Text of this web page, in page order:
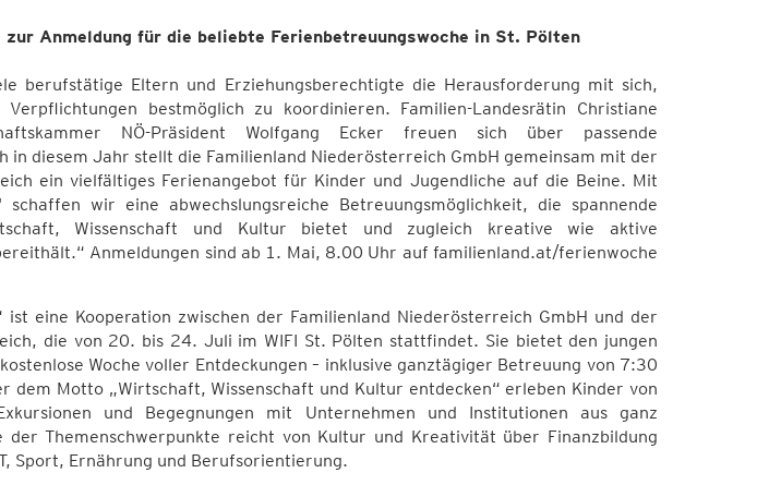
Anmeldung für die beliebte Ferienbetreuungswoche in St. Pölten
berufstätige Eltern und Erziehungsberechtigte die Herausforderung mit sich,
bestmöglich zu koordinieren. Familien-Landesrätin Christiane
NÖ-Präsident Wolfgang Ecker freuen sich über passende
in diesem Jahr stellt die Familienland Niederösterreich GmbH gemeinsam mit der
ein vielfältiges Ferienangebot für Kinder und Jugendliche auf die Beine. Mit
schaffen wir eine abwechslungsreiche Betreuungsmöglichkeit, die spannende
Wissenschaft und Kultur bietet und zugleich kreative wie aktive
Anmeldungen sind ab 1. Mai, 8.00 Uhr auf familienland.at/ferienwoche
ist eine Kooperation zwischen der Familienland Niederösterreich GmbH und der
die von 20. bis 24. Juli im WIFI St. Pölten stattfindet. Sie bietet den jungen
Woche voller Entdeckungen – inklusive ganztägiger Betreuung von 7:30
dem Motto „Wirtschaft, Wissenschaft und Kultur entdecken“ erleben Kinder von
und Begegnungen mit Unternehmen und Institutionen aus ganz
der Themenschwerpunkte reicht von Kultur und Kreativität über Finanzbildung
Sport, Ernährung und Berufsorientierung.